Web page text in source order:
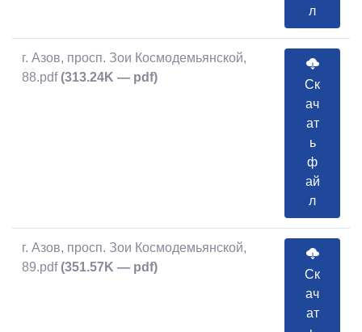
л
г. Азов, просп. Зои Космодемьянской,
88.pdf (313.24K — pdf)
Ск
ач
ат
ь
ф
ай
л
г. Азов, просп. Зои Космодемьянской,
89.pdf (351.57K — pdf)
Ск
ач
ат